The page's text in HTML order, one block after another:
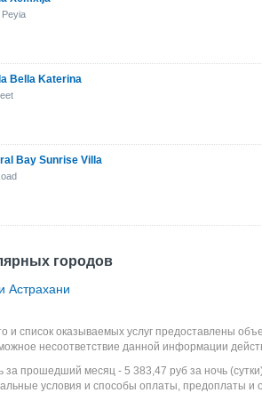
Peyia
Bella Katerina
Bay Sunrise Villa
городов
Астрахани
и список оказываемых услуг предоставлены
несоответствие данной информации
за прошедший месяц - 5 383,47 руб за ночь
условия и способы оплаты, предоплаты и